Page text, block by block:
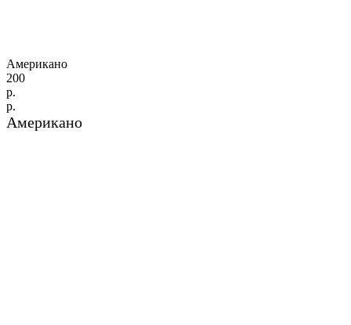
Американо
200
р.
р.
Американо